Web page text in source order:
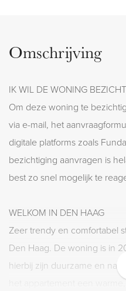
Omschrijving
IK WIL DE WONING
Om deze woning te
via e-mail, het
digitale platforms zoals
bezichtiging aanvragen is helaas
best zo snel mogelijk te
WELKOM IN DEN HAAG
Zeer trendy en comfortabel
Den Haag. De woning is in
hierbij zijn duurzame en
het appartement een